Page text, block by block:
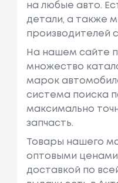
на любые авто.
детали, а также
производителей
На нашем сайте
множество
марок
система поиска
максимально
запчасть.
Товары нашего
оптовыми ценами
доставкой по